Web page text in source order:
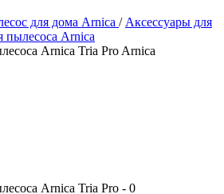
для дома Arnica / Аксессуары для
пылесоса Arnica
Arnica